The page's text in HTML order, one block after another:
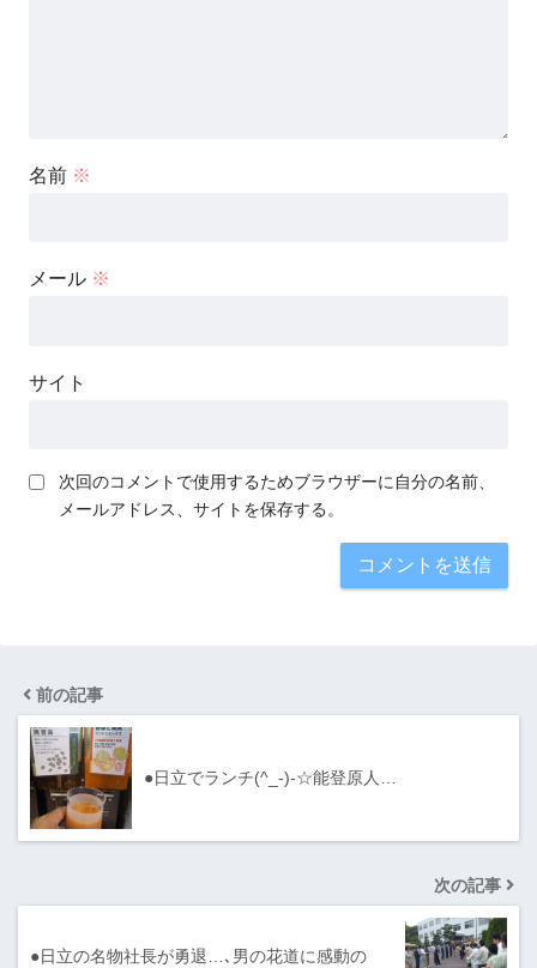
名前 ※
メール ※
サイト
次回のコメントで使用するためブラウザーに自分の名前、
メールアドレス、サイトを保存する。
前の記事
●日立でランチ(^_-)-☆能登原人…
次の記事
●日立の名物社長が勇退…､男の花道に感動の